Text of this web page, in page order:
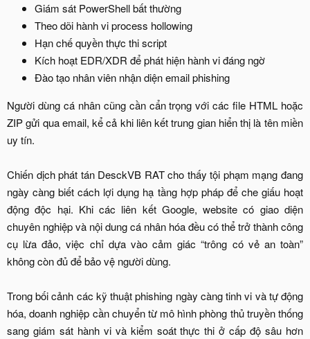
Giám sát PowerShell bất thường​
Theo dõi hành vi process hollowing​
Hạn chế quyền thực thi script​
Kích hoạt EDR/XDR để phát hiện hành vi đáng ngờ​
Đào tạo nhân viên nhận diện email phishing​
Người dùng cá nhân cũng cần cẩn trọng với các file HTML hoặc
ZIP gửi qua email, kể cả khi liên kết trung gian hiển thị là tên miền
uy tín.
Chiến dịch phát tán DesckVB RAT cho thấy tội phạm mạng đang
ngày càng biết cách lợi dụng hạ tầng hợp pháp để che giấu hoạt
động độc hại. Khi các liên kết Google, website có giao diện
chuyên nghiệp và nội dung cá nhân hóa đều có thể trở thành công
cụ lừa đảo, việc chỉ dựa vào cảm giác “trông có vẻ an toàn”
không còn đủ để bảo vệ người dùng.
Trong bối cảnh các kỹ thuật phishing ngày càng tinh vi và tự động
hóa, doanh nghiệp cần chuyển từ mô hình phòng thủ truyền thống
sang giám sát hành vi và kiểm soát thực thi ở cấp độ sâu hơn